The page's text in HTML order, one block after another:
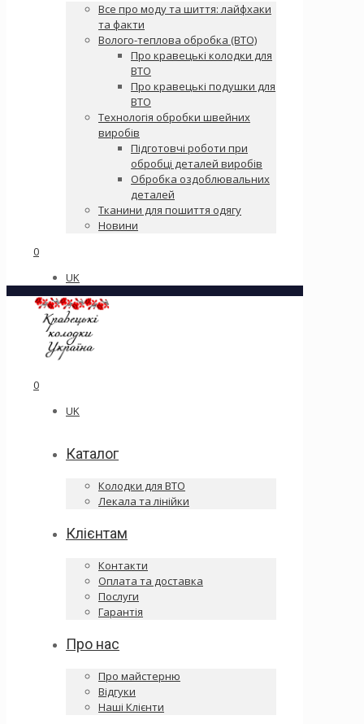
Все про моду та шиття: лайфхаки
та факти
Волого-теплова обробка (ВТО)
Про кравецькі колодки для
ВТО
Про кравецькі подушки для
ВТО
Технологія обробки швейних
виробів
Підготовчі роботи при
обробці деталей виробів
Обробка оздоблювальних
деталей
Тканини для пошиття одягу
Новини
0
UK
0
UK
Каталог
Колодки для ВТО
Лекала та лінійки
Клієнтам
Контакти
Оплата та доставка
Послуги
Гарантія
Про нас
Про майстерню
Відгуки
Наші Клієнти